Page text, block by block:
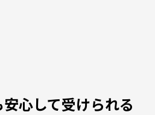
心して受けられる